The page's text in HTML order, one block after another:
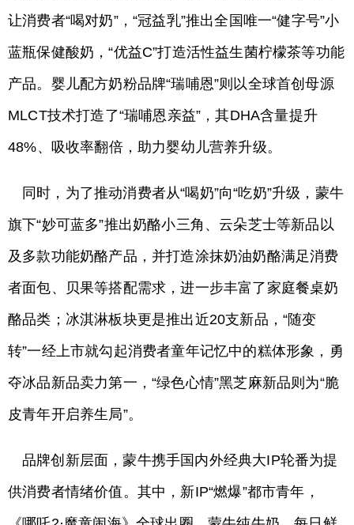
让消费者“喝对奶”，“冠益乳”推出全国唯一“健字号”小
蓝瓶保健酸奶，“优益C”打造活性益生菌柠檬茶等功能
产品。婴儿配方奶粉品牌“瑞哺恩”则以全球首创母源
MLCT技术打造了“瑞哺恩亲益”，其DHA含量提升
48%、吸收率翻倍，助力婴幼儿营养升级。
同时，为了推动消费者从“喝奶”向“吃奶”升级，蒙牛
旗下“妙可蓝多”推出奶酪小三角、云朵芝士等新品以
及多款功能奶酪产品，并打造涂抹奶油奶酪满足消费
者面包、贝果等搭配需求，进一步丰富了家庭餐桌奶
酪品类；冰淇淋板块更是推出近20支新品，“随变
转”一经上市就勾起消费者童年记忆中的糕体形象，勇
夺冰品新品卖力第一，“绿色心情”黑芝麻新品则为“脆
皮青年开启养生局”。
品牌创新层面，蒙牛携手国内外经典大IP轮番为提
供消费者情绪价值。其中，新IP“燃爆”都市青年，